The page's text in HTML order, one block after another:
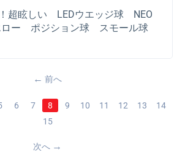
超眩しい LEDウエッジ球 NEO
ー ポジション球 スモール球
前へ
6 7 8 9 10 11 12 13
14
15
次へ